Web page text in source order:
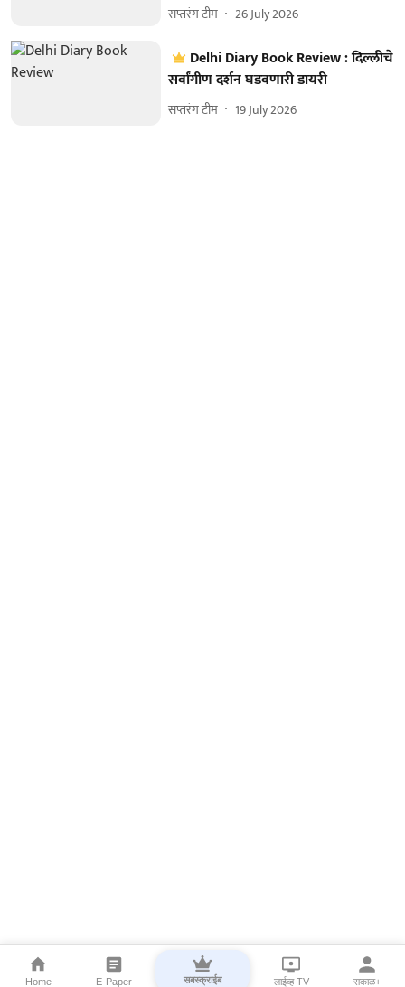
सप्तरंग टीम 26 July 2026
Delhi Diary Book Review : दिल्लीचे
सर्वांगीण दर्शन घडवणारी डायरी
सप्तरंग टीम 19 July 2026
Home E-Paper सबस्क्राईब लाईव्ह TV सकाळ+